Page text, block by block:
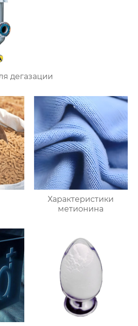
дегазации
Характеристики
метионина